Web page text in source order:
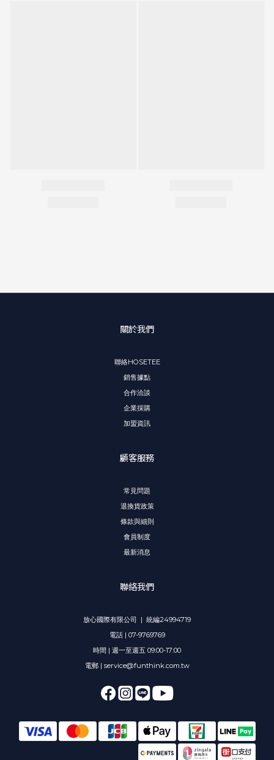
關於我們
聯絡HOSETEE
銷售據點
合作洽談
企業採購
加盟資訊
顧客服務
常見問題
退換貨政策
條款與細則
會員制度
最新消息
聯絡我們
放心國際有限公司 | 統編24994719
電話 | 07-9769769
時間 | 週一至週五 09:00-17:00
電郵 | service@funthink.com.tw